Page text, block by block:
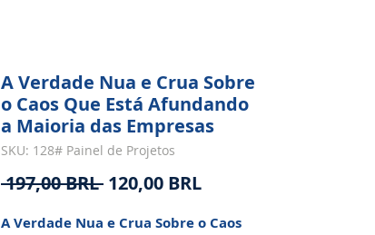
A Verdade Nua e Crua Sobre
o Caos Que Está Afundando
a Maioria das Empresas
SKU: 128# Painel de Projetos
197,00 BRL Precio
120,00 BRLPrecio
oferta
A Verdade Nua e Crua Sobre o Caos